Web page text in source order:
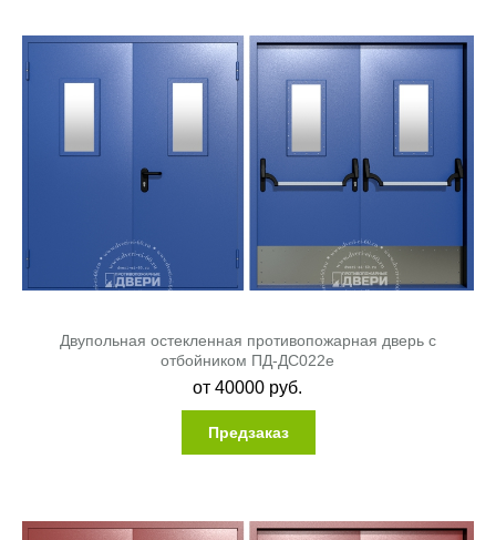
Двупольная остекленная противопожарная дверь с
отбойником ПД-ДС022e
от40000 руб.
Предзаказ